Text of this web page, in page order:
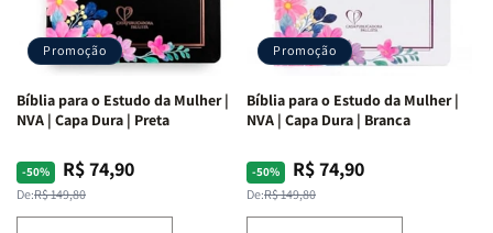
Promoção
Bíblia para o Estudo da Mulher |
NVA | Capa Dura | Preta
-50%
Preço
normal
De:R$ 149,80
Preço
promocional
R$ 74,90
Promoção
Bíblia para o Estudo da Mulher |
NVA | Capa Dura | Branca
-50%
Preço
normal
De:R$ 149,80
Preço
promocional
R$ 74,90